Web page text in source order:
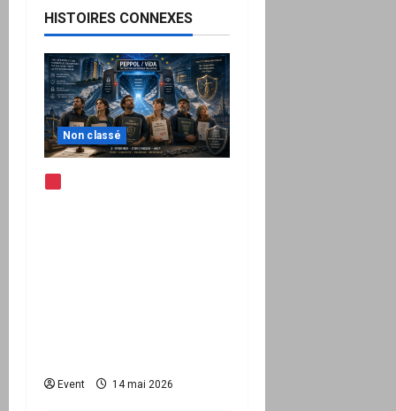
HISTOIRES CONNEXES
Non classé
Event 14 mai 2026